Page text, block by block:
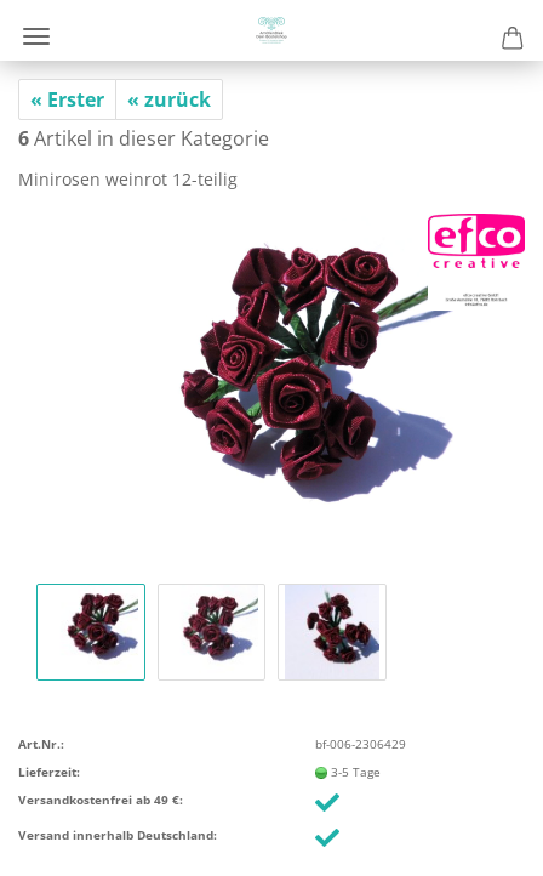
« Erster
« zurück
6Artikel in dieser Kategorie
Mi­ni­ro­sen wein­rot 12-​teilig
Art.Nr.:
bf-006-2306429
Lieferzeit:
3-5 Tage
Versandkostenfrei ab 49 €:
Versand innerhalb Deutschland: